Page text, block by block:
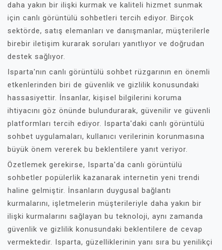
daha yakın bir ilişki kurmak ve kaliteli hizmet sunmak
için canlı görüntülü sohbetleri tercih ediyor. Birçok
sektörde, satış elemanları ve danışmanlar, müşterilerle
birebir iletişim kurarak soruları yanıtlıyor ve doğrudan
destek sağlıyor.
Isparta'nın canlı görüntülü sohbet rüzgarının en önemli
etkenlerinden biri de güvenlik ve gizlilik konusundaki
hassasiyettir. İnsanlar, kişisel bilgilerini koruma
ihtiyacını göz önünde bulundurarak, güvenilir ve güvenli
platformları tercih ediyor. Isparta'daki canlı görüntülü
sohbet uygulamaları, kullanıcı verilerinin korunmasına
büyük önem vererek bu beklentilere yanıt veriyor.
Özetlemek gerekirse, Isparta'da canlı görüntülü
sohbetler popülerlik kazanarak internetin yeni trendi
haline gelmiştir. İnsanların duygusal bağlantı
kurmalarını, işletmelerin müşterileriyle daha yakın bir
ilişki kurmalarını sağlayan bu teknoloji, aynı zamanda
güvenlik ve gizlilik konusundaki beklentilere de cevap
vermektedir. Isparta, güzelliklerinin yanı sıra bu yenilikçi